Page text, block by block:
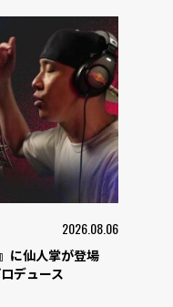
2026.08.06
に仙人掌が登場
デュース